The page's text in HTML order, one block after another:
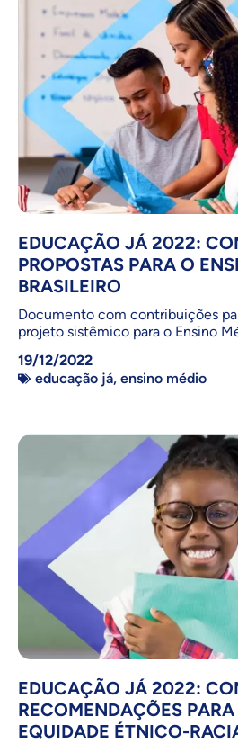
EDUCAÇÃO JÁ 2022:
PROPOSTAS PARA O
BRASILEIRO
Documento com contribuições
projeto sistêmico para o Ensino
19/12/2022
educação já, ensino médio
EDUCAÇÃO JÁ 2022:
RECOMENDAÇÕES
EQUIDADE ÉTNICO-